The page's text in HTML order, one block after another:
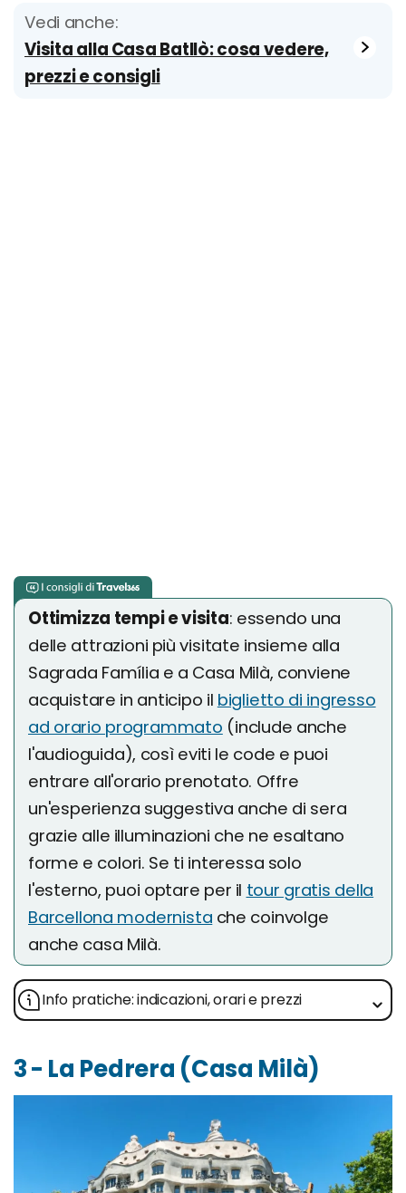
Vedi anche:
Visita alla Casa Batllò: cosa vedere,
prezzi e consigli
Ottimizza tempi e visita: essendo una
delle attrazioni più visitate insieme alla
Sagrada Família e a Casa Milà, conviene
acquistare in anticipo il biglietto di ingresso
ad orario programmato (include anche
l'audioguida), così eviti le code e puoi
entrare all'orario prenotato. Offre
un'esperienza suggestiva anche di sera
grazie alle illuminazioni che ne esaltano
forme e colori. Se ti interessa solo
l'esterno, puoi optare per il tour gratis della
Barcellona modernista che coinvolge
anche casa Milà.
Info pratiche: indicazioni, orari e prezzi
3 - La Pedrera (Casa Milà)